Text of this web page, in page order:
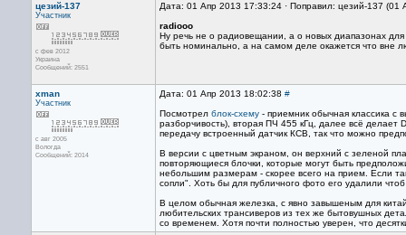
цезий-137
Участник
с фев 2012
Украина
Сообщений: 2551
Дата: 01 Апр 2013 17:33:24 · Поправил: цезий-137
radiooo
Ну речь не о радиовещании, а о новых диапазонах
быть номинально, а на самом деле окажется что вне
xman
Участник
с авг 2005
Вологда
Сообщений: 2014
Дата: 01 Апр 2013 18:02:38 #
Посмотрел блок-схему - приемник обычная классика
разборчивость), вторая ПЧ 455 кГц, далее всё
передачу встроенный датчик КСВ, так что можно
В версии с цветным экраном, он верхний с зеленой
повторяющиеся блочки, которые могут быть
небольшим размерам - скорее всего на прием. Если
сопли". Хоть бы для публичного фото его удалили
В целом обычная железка, с явно завышеным для
любительских трансиверов из тех же бытовушных
со временем. Хотя почти полностью уверен, что